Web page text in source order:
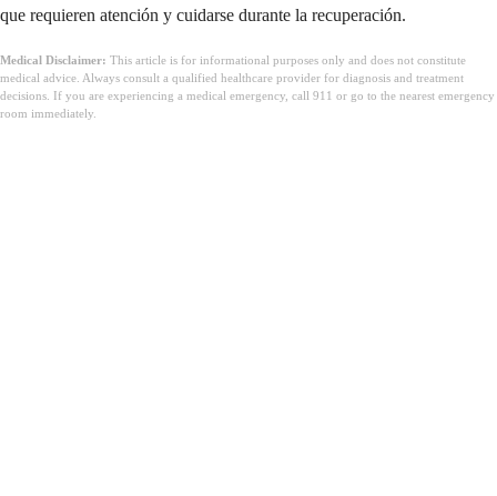
que requieren atención y cuidarse durante la recuperación.
Medical Disclaimer: This article is for informational purposes only and does not constitute
medical advice. Always consult a qualified healthcare provider for diagnosis and treatment
decisions. If you are experiencing a medical emergency, call 911 or go to the nearest emergency
room immediately.